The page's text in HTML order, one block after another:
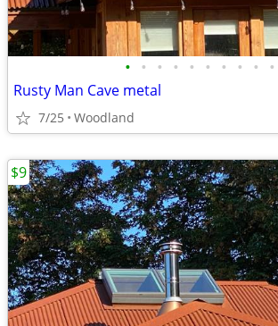
• • • • • • • • • •
Rusty Man Cave metal
7/25 Woodland
$9